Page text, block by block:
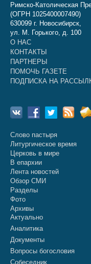
Римско-Католическая
(ОГРН 1025400007490)
630099 г. Новосибирск,
ул. М. Горького, д. 100
О НАС
КОНТАКТЫ
ПАРТНЕРЫ
ПОМОЧЬ ГАЗЕТЕ
ПОДПИСКА НА
Слово пастыря
Литургическое время
Церковь в мире
В епархии
Лента новостей
Обзор СМИ
Разделы
Фото
Архивы
Актуально
Аналитика
Документы
Вопросы богословия
Собеседник